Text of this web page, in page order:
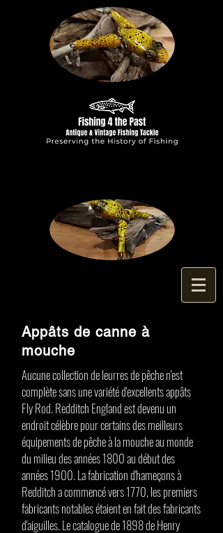
Appâts de canne à
mouche
Aucune collection de leurres de pêche n'est
complète sans une variété d'excellents appâts
Fly Rod. Redditch England est devenu un
endroit célèbre pour certains des meilleurs
équipements de pêche à la mouche au monde
du milieu des années 1800 au début des
années 1900. La fabrication d'hameçons à
Redditch a commencé vers 1770, les premiers
fabricants notables étaient en fait des fabricants
d'aiguilles. Le catalogue de 1898 de Henry